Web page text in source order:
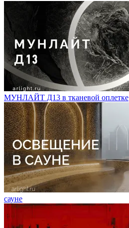
МУНЛАЙТ Д13 в тканевой оплетке
сауне